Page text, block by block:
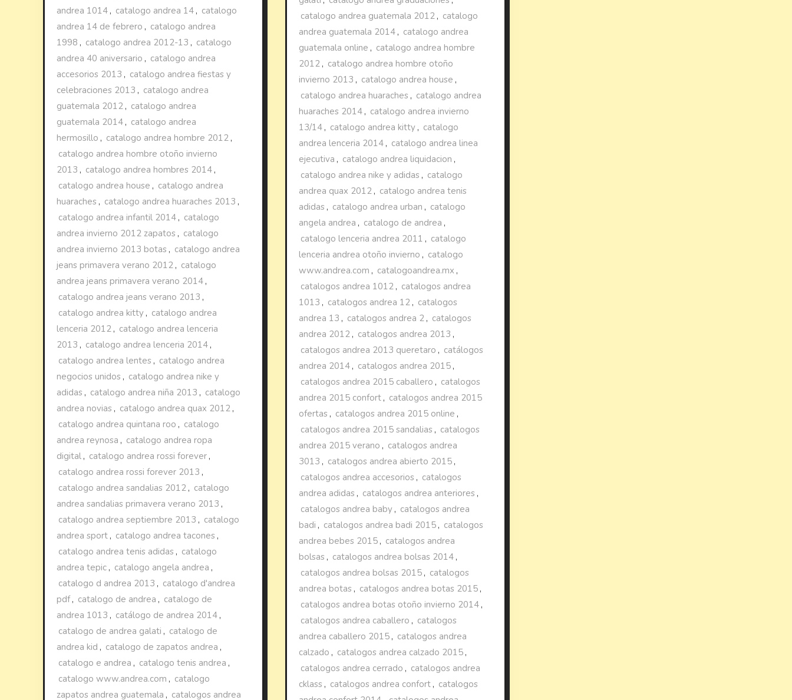
andrea 1014 , catalogo andrea 14 , catalogo
andrea 14 de febrero , catalogo andrea
1998 , catalogo andrea 2012-13 , catalogo
andrea 40 aniversario , catalogo andrea
accesorios 2013 , catalogo andrea fiestas y
celebraciones 2013 , catalogo andrea
guatemala 2012 , catalogo andrea
guatemala 2014 , catalogo andrea
hermosillo , catalogo andrea hombre 2012 ,
catalogo andrea hombre otoño invierno
2013 , catalogo andrea hombres 2014 ,
catalogo andrea house , catalogo andrea
huaraches , catalogo andrea huaraches 2013 ,
catalogo andrea infantil 2014 , catalogo
andrea invierno 2012 zapatos , catalogo
andrea invierno 2013 botas , catalogo andrea
jeans primavera verano 2012 , catalogo
andrea jeans primavera verano 2014 ,
catalogo andrea jeans verano 2013 ,
catalogo andrea kitty , catalogo andrea
lenceria 2012 , catalogo andrea lenceria
2013 , catalogo andrea lenceria 2014 ,
catalogo andrea lentes , catalogo andrea
negocios unidos , catalogo andrea nike y
adidas , catalogo andrea niña 2013 , catalogo
andrea novias , catalogo andrea quax 2012 ,
catalogo andrea quintana roo , catalogo
andrea reynosa , catalogo andrea ropa
digital , catalogo andrea rossi forever ,
catalogo andrea rossi forever 2013 ,
catalogo andrea sandalias 2012 , catalogo
andrea sandalias primavera verano 2013 ,
catalogo andrea septiembre 2013 , catalogo
andrea sport , catalogo andrea tacones ,
catalogo andrea tenis adidas , catalogo
andrea tepic , catalogo angela andrea ,
catalogo d andrea 2013 , catalogo d'andrea
pdf, catalogo de andrea , catalogo de
andrea 1013 , catálogo de andrea 2014 ,
catalogo de andrea galati , catalogo de
andrea kid , catalogo de zapatos andrea ,
catalogo e andrea , catalogo tenis andrea ,
catalogo www.andrea.com , catalogo
zapatos andrea guatemala , catalogos andrea
catalogo andrea guatemala 2012 , catalogo
andrea guatemala 2014 , catalogo andrea
guatemala online , catalogo andrea hombre
2012 , catalogo andrea hombre otoño
invierno 2013 , catalogo andrea house ,
catalogo andrea huaraches , catalogo andrea
huaraches 2014 , catalogo andrea invierno
13/14 , catalogo andrea kitty , catalogo
andrea lenceria 2014 , catalogo andrea linea
ejecutiva , catalogo andrea liquidacion ,
catalogo andrea nike y adidas , catalogo
andrea quax 2012 , catalogo andrea tenis
adidas , catalogo andrea urban , catalogo
angela andrea , catalogo de andrea ,
catalogo lenceria andrea 2011 , catalogo
lenceria andrea otoño invierno , catalogo
www.andrea.com , catalogoandrea.mx ,
catalogos andrea 1012 , catalogos andrea
1013 , catalogos andrea 12 , catalogos
andrea 13 , catalogos andrea 2 , catalogos
andrea 2012 , catalogos andrea 2013 ,
catalogos andrea 2013 queretaro , catálogos
andrea 2014 , catalogos andrea 2015 ,
catalogos andrea 2015 caballero , catalogos
andrea 2015 confort , catalogos andrea 2015
ofertas , catalogos andrea 2015 online ,
catalogos andrea 2015 sandalias , catalogos
andrea 2015 verano , catalogos andrea
3013 , catalogos andrea abierto 2015 ,
catalogos andrea accesorios , catalogos
andrea adidas , catalogos andrea anteriores ,
catalogos andrea baby , catalogos andrea
badi , catalogos andrea badi 2015 , catalogos
andrea bebes 2015 , catalogos andrea
bolsas , catalogos andrea bolsas 2014 ,
catalogos andrea bolsas 2015 , catalogos
andrea botas , catalogos andrea botas 2015 ,
catalogos andrea botas otoño invierno 2014 ,
catalogos andrea caballero , catalogos
andrea caballero 2015 , catalogos andrea
calzado , catalogos andrea calzado 2015 ,
catalogos andrea cerrado , catalogos andrea
cklass , catalogos andrea confort , catalogos